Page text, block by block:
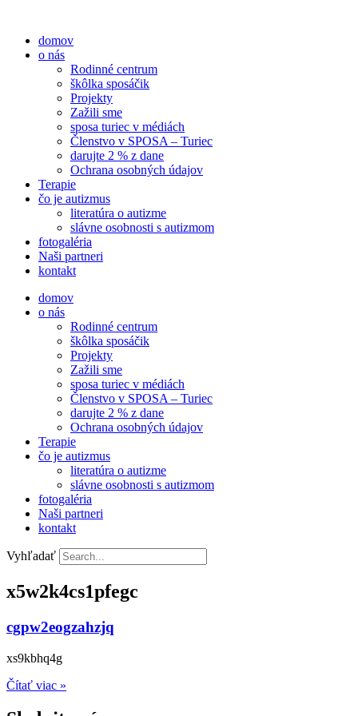
obsah
domov
o nás
Rodinné centrum
škôlka sposáčik
Projekty
Zažili sme
sposa turiec v médiách
Členstvo v SPOSA – Turiec
darujte 2 % z dane​
Ochrana osobných údajov
Terapie
čo je autizmus
literatúra o autizme
slávne osobnosti s autizmom
fotogaléria
Naši partneri
kontakt
domov
o nás
Rodinné centrum
škôlka sposáčik
Projekty
Zažili sme
sposa turiec v médiách
Členstvo v SPOSA – Turiec
darujte 2 % z dane​
Ochrana osobných údajov
Terapie
čo je autizmus
literatúra o autizme
slávne osobnosti s autizmom
fotogaléria
Naši partneri
kontakt
Vyhľadať
x5w2k4cs1pfegc
cgpw2eogzahzjq
xs9kbhq4g
Čítať viac »